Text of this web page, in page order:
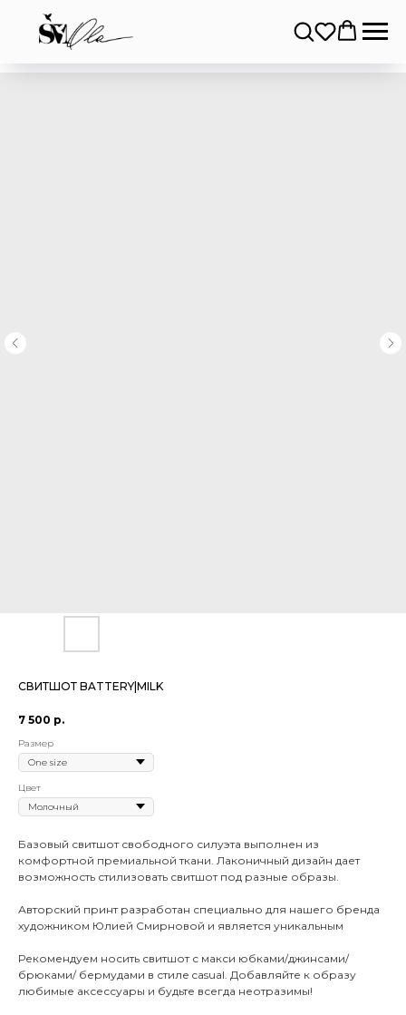
СВИТШОТ BATTERY|MILK
7 500 р.
Размер
Цвет
Базовый свитшот свободного силуэта выполнен из
комфортной премиальной ткани. Лаконичный дизайн дает
возможность стилизовать свитшот под разные образы.
Авторский принт разработан специально для нашего бренда
художником Юлией Смирновой и является уникальным
Рекомендуем носить свитшот с макси юбками/джинсами/
брюками/ бермудами в стиле casual. Добавляйте к образу
любимые аксессуары и будьте всегда неотразимы!